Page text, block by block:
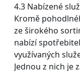
4.3 Nabízené
Kromě
ze širokého
nabízí
využívaných
Jednou z nich je